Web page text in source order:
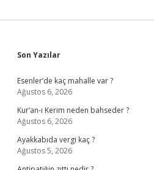
Sidebar
Son Yazılar
Esenler’de kaç mahalle var ?
Ağustos 6, 2026
Kur’an-ı Kerim neden bahseder ?
Ağustos 6, 2026
Ayakkabıda vergi kaç ?
Ağustos 5, 2026